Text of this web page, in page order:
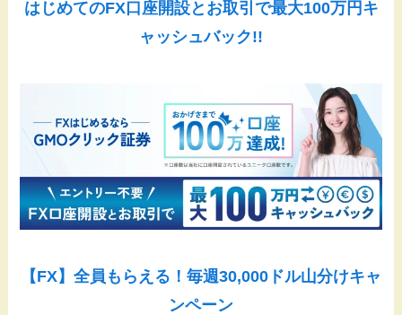
はじめてのFX口座開設とお取引で最大100万円キ
ャッシュバック!!
【FX】全員もらえる！毎週30,000ドル山分けキャ
ンペーン